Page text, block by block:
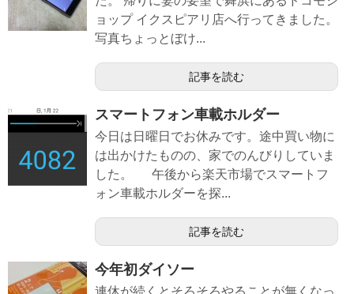
ョップ イクスピアリ店へ行ってきました。
写真ちょっとぼけ...
記事を読む
スマートフォン車載ホルダー
今日は日曜日でお休みです。途中買い物に
は出かけたものの、家でのんびりしていま
した。 午後から楽天市場でスマートフ
ォン車載ホルダーを探...
記事を読む
今年初ダイソー
連休が続くとそろそろやることが無くなっ